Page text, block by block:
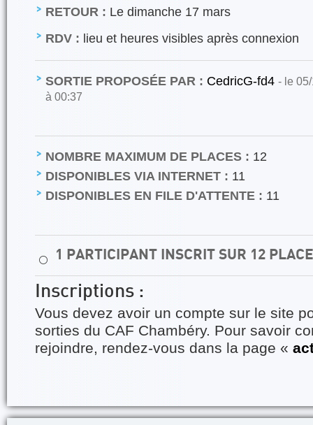
RETOUR : Le dimanche 17 mars
RDV : lieu et heures visibles après connexion
SORTIE PROPOSÉE PAR : CedricG-fd4 - le
à 00:37
NOMBRE MAXIMUM DE PLACES : 12
DISPONIBLES VIA INTERNET : 11
DISPONIBLES EN FILE D'ATTENTE : 11
⚪ 1 PARTICIPANT INSCRIT SUR 12
Inscriptions :
Vous devez avoir un compte sur le site
sorties du CAF Chambéry. Pour savoir
rejoindre, rendez-vous dans la page «